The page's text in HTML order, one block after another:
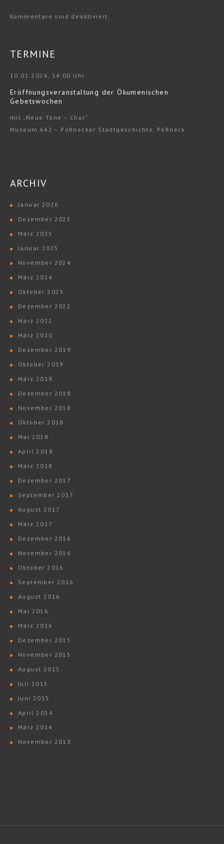
Kommentare sind deaktiviert.
TERMINE
10.01.2026, 14:00 Uhr
Eröffnungsveranstaltung der Ökumenischen
Gebetswochen
mit „Neue Töne – Chor“
Museum 642 – Pößnecker Stadtgeschichte, Pößneck
ARCHIV
Januar 2026
Dezember 2025
März 2025
Januar 2025
November 2024
März 2024
Oktober 2023
Dezember 2022
März 2022
März 2020
Dezember 2019
Oktober 2019
März 2019
Dezember 2018
November 2018
Oktober 2018
Mai 2018
April 2018
März 2018
Dezember 2017
September 2017
August 2017
März 2017
Dezember 2016
November 2016
Oktober 2016
September 2016
August 2016
Mai 2016
März 2016
Dezember 2015
November 2015
August 2015
Juli 2015
Juni 2015
April 2014
März 2014
November 2013